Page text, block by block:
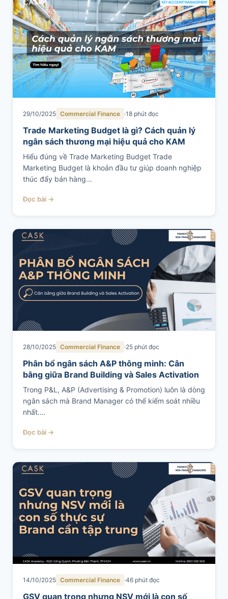
SALES & DISTRIBUTION
Modern Trade Key Account Management
Quản trị khách hàng trọng điểm kênh hiện đại
Design Winning Ecommerce Channel
Chiến lược kênh thương mại điện tử
LỊCH HỌC
Đăng ký ngay →
29/10/2025 Commercial Finance 18 phút đọc
Trade Marketing Budget là gì? Cách quản lý
ngân sách thương mại hiệu quả cho KAM
Hiểu đúng về Trade Marketing Budget Trade
Marketing Budget là khoản đầu tư giúp doanh nghiệp
thúc đẩy bán hàng…
Đọc bài →
28/10/2025 Commercial Finance 25 phút đọc
Phân bổ ngân sách A&P thông minh: Cân
bằng giữa Brand Building và Sales Activation
Trong P&L, A&P (Advertising & Promotion) luôn là dòng
ngân sách mà Brand Manager có thể kiểm soát nhiều
nhất.…
Đọc bài →
14/10/2025 Commercial Finance 46 phút đọc
GSV quan trọng nhưng NSV mới là con số